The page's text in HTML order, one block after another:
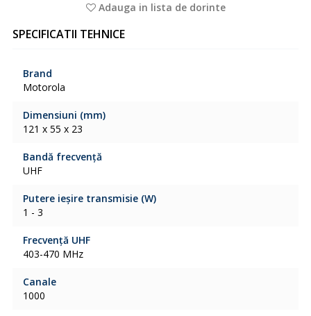
Adauga in lista de dorinte
SPECIFICATII TEHNICE
Brand
Motorola
Dimensiuni (mm)
121 x 55 x 23
Bandă frecvență
UHF
Putere ieșire transmisie (W)
1 - 3
Frecvență UHF
403-470 MHz
Canale
1000